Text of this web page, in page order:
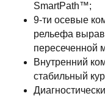
SmartPath™;
9-ти осевые
рельефа
пересеченной
Внутренний
стабильный